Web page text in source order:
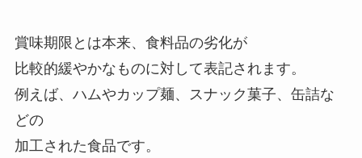
賞味期限とは本来、食料品の劣化が
比較的緩やかなものに対して表記されます。
例えば、ハムやカップ麺、スナック菓子、缶詰な
どの
加工された食品です。